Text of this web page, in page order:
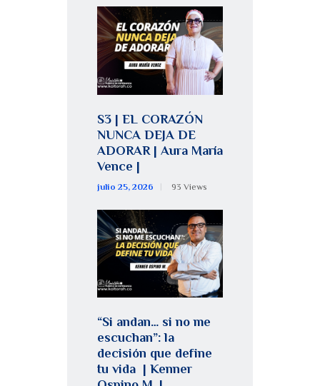
S3 | EL CORAZÓN
NUNCA DEJA DE
ADORAR | Aura María
Vence |
julio 25, 2026 93 Views
“Si andan… si no me
escuchan”: la
decisión que define
tu vida | Kenner